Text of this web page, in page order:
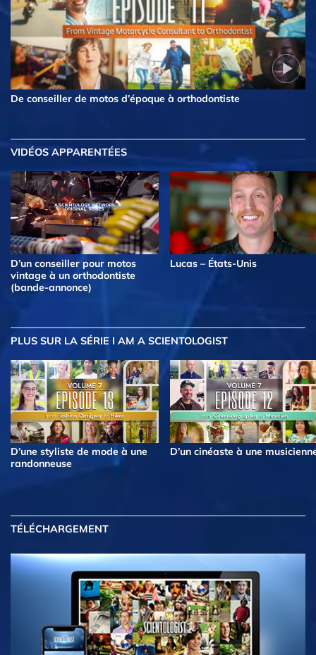
De conseiller de motos d’époque à orthodontiste
VIDÉOS APPARENTÉES
D’un conseiller pour motos
vintage à un orthodontiste
(bande-annonce)
Lucas – États-Unis
PLUS SUR LA SÉRIE I AM A SCIENTOLOGIST
D’une styliste de mode à une
randonneuse
D’un cinéaste à une
TÉLÉCHARGEMENT